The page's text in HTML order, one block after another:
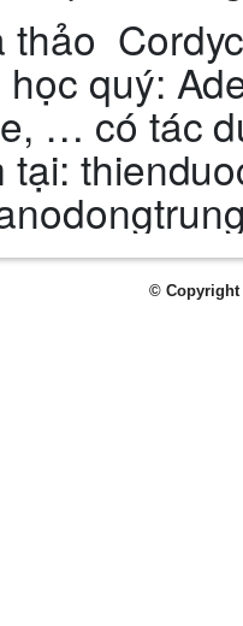
quý:
… có tác
© Copyright